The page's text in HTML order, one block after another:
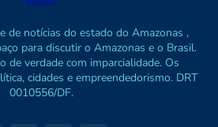
de notícias do estado do Amazonas ,
para discutir o Amazonas e o Brasil.
de verdade com imparcialidade. Os
cidades e empreendedorismo. DRT
0010556/DF.